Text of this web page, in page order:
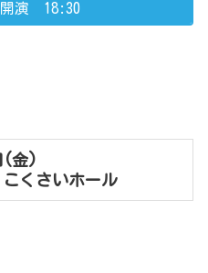
開演 18:30
(金)
くさいホール